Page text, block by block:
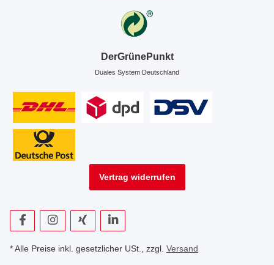
DerGrünePunkt
Duales System Deutschland
Vertrag widerrufen
* Alle Preise inkl. gesetzlicher USt., zzgl. Versand